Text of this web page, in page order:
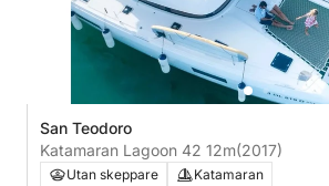
San Teodoro
Katamaran Lagoon 42 12m(2017)
Utan skeppare
Katamaran